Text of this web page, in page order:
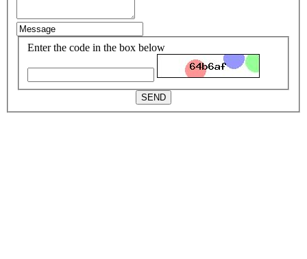
Enter the code in the box below
SEND